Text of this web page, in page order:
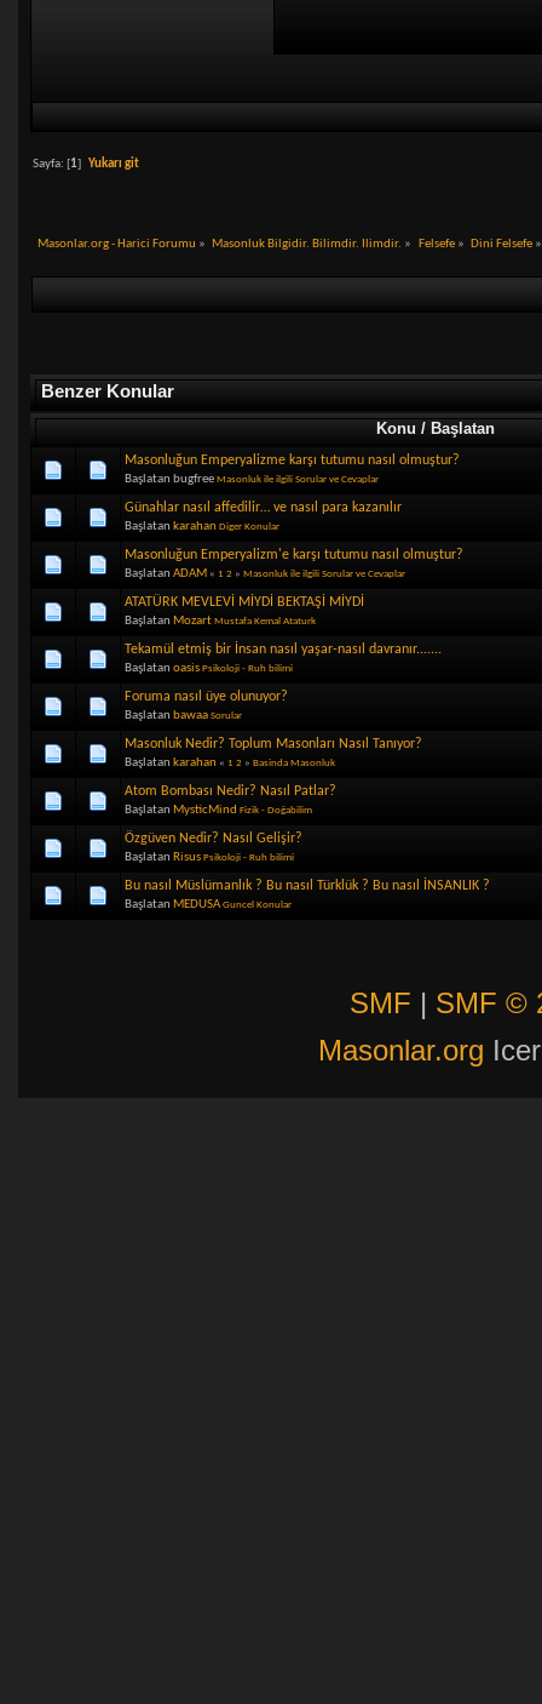
Sayfa: [1] Yukarı git
Masonlar.org - Harici Forumu » Masonluk Bilgidir. Bilimdir. Ilimdir. » Felsefe» Dini Felsefe»
Benzer Konular
Konu / Başlatan
Masonluğun Emperyalizme karşı tutumu nasıl olmuştur?
Başlatan bugfree Masonluk ile ilgili Sorular ve Cevaplar
Günahlar nasıl affedilir… ve nasıl para kazanılır
Başlatan karahan Diger Konular
Masonluğun Emperyalizm'e karşı tutumu nasıl olmuştur?
Başlatan ADAM « 1 2 » Masonluk ile ilgili Sorular ve Cevaplar
ATATÜRK MEVLEVİ MİYDİ BEKTAŞİ MİYDİ
Başlatan Mozart Mustafa Kemal Ataturk
Tekamül etmiş bir İnsan nasıl yaşar-nasıl davranır.......
Başlatan oasis Psikoloji - Ruh bilimi
Foruma nasıl üye olunuyor?
Başlatan bawaa Sorular
Masonluk Nedir? Toplum Masonları Nasıl Tanıyor?
Başlatan karahan « 1 2 » Basinda Masonluk
Atom Bombası Nedir? Nasıl Patlar?
Başlatan MysticMind Fizik - Doğabilim
Özgüven Nedir? Nasıl Gelişir?
Başlatan Risus Psikoloji - Ruh bilimi
Bu nasıl Müslümanlık ? Bu nasıl Türklük ? Bu nasıl İNSANLIK ?
Başlatan MEDUSA Guncel Konular
SMF | SMF ©
Masonlar.org